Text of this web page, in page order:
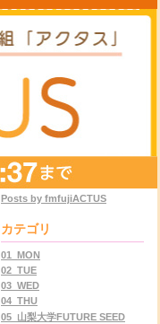
Posts by fmfujiACTUS
カテゴリ
01_MON
02_TUE
03_WED
04_THU
05_山梨大学FUTURE SEED